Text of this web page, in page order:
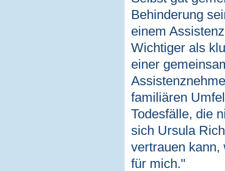
Behinderung
einem
Wichtiger als
einer
familiären
Todesfälle, die
sich Ursula
vertrauen
für mich."